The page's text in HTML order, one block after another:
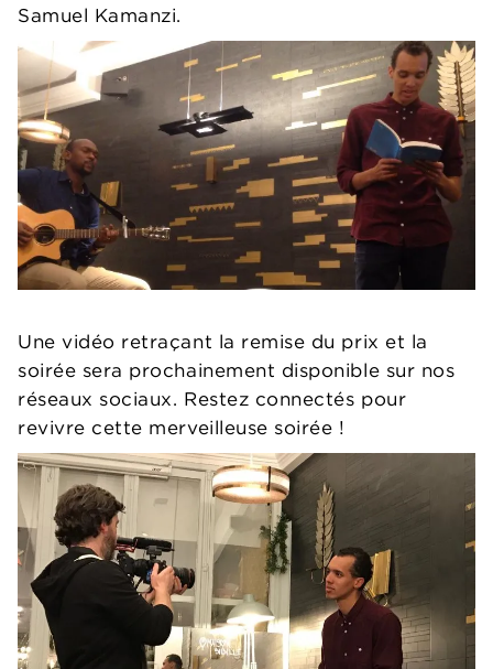
Samuel Kamanzi.
Une vidéo retraçant la remise du prix et la
soirée sera prochainement disponible sur nos
réseaux sociaux. Restez connectés pour
revivre cette merveilleuse soirée !